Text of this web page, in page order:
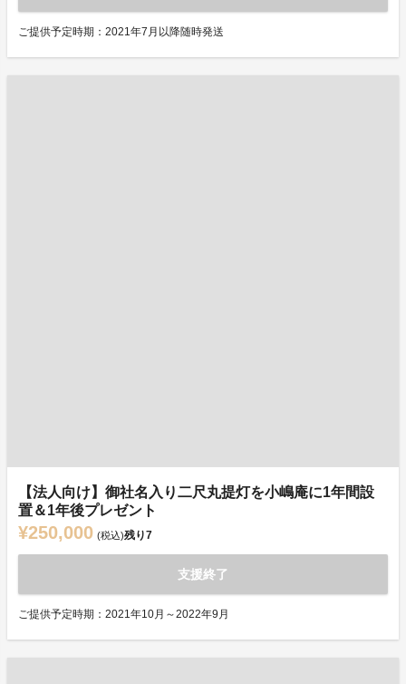
ご提供予定時期：2021年7月以降随時発送
【法人向け】御社名入り二尺丸提灯を小嶋庵に1年間設
置＆1年後プレゼント
¥250,000 (税込)残り7
支援終了
ご提供予定時期：2021年10月～2022年9月